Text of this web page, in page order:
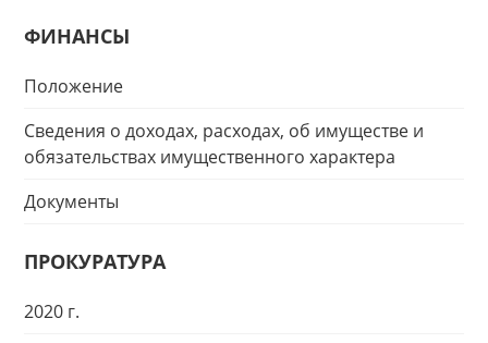
ФИНАНСЫ
Положение
Сведения о доходах, расходах, об имуществе и
обязательствах имущественного характера
Документы
ПРОКУРАТУРА
2020 г.